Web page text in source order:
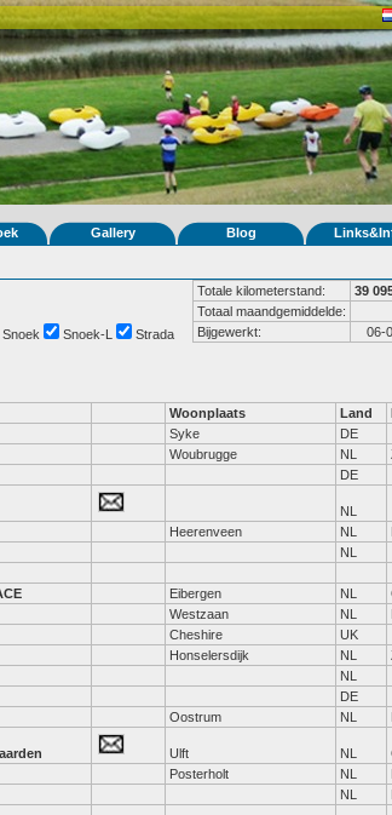
Gallery Blog
Totale kilometerstand:
39
Totaal maandgemiddelde:
Bijgewerkt:
06-
Snoek Snoek-L Strada
Woonplaats Land
Syke
DE
Woubrugge NL
DE
NL
Heerenveen NL
NL
Eibergen NL
Westzaan NL
Cheshire
UK
Honselersdijk NL
NL
DE
Oostrum NL
Ulft NL
Posterholt NL
NL